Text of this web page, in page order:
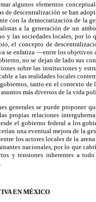
algunos elementos
de descentralización se han
con la democratización de la
a la generación de un
y las sociedades locales, por
el concepto de
se enfatiza —entre los
no se dejan de lado sus
sobre las instituciones y
a las realidades locales
tanto en el contexto
más diversos de la vida
generales se puede proponer
propias relaciones
el gobierno federal a los
una eventual mejora de la
los actores locales de la
nacionales, por lo que
y tensiones inherentes a
EN MÉXICO